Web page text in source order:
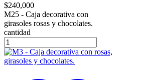
$240,000
M25 - Caja decorativa con
girasoles rosas y chocolates.
cantidad